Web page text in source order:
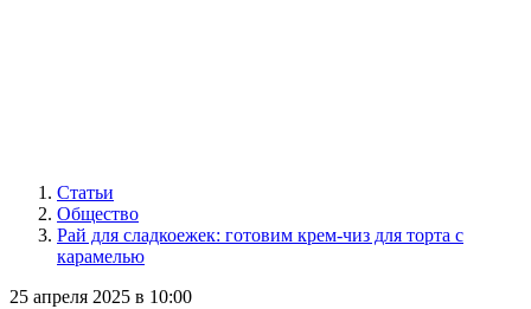
Статьи
Общество
Рай для сладкоежек: готовим крем-чиз для торта с
карамелью
25 апреля 2025 в 10:00